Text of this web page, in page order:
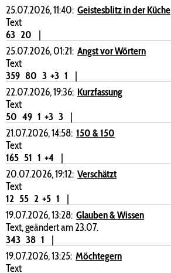
25.07.2026, 11:40: Geistesblitz in der Küche
Text
63 20
|
25.07.2026, 01:21: Angst vor Wörtern
Text
359 80 3 +3 1
|
22.07.2026, 19:36: Kurzfassung
Text
50 49 1 +3 3
|
21.07.2026, 14:58: 150 & 150
Text
165 51 1 +4
|
20.07.2026, 19:12: Verschätzt
Text
12 55 2 +5 1
|
19.07.2026, 13:28: Glauben & Wissen
Text, geändert am 23.07.
343 38 1
|
19.07.2026, 13:25: Möchtegern
Text